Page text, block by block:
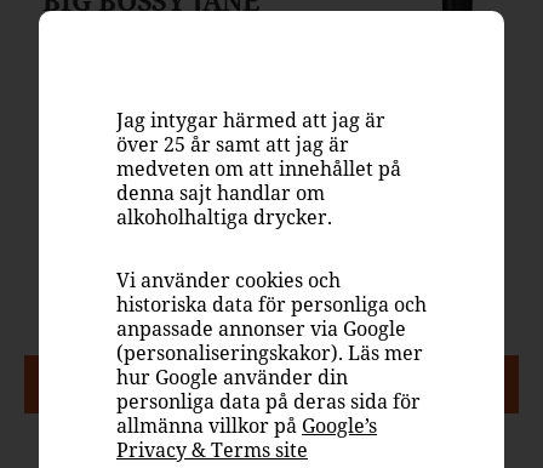
Systembolaget
8300806
USA, Kalifornien
Rött vin, fruktigt & smakrikt
PASSAR TILL
Jag intygar härmed att jag är
över 25 år samt att jag är
medveten om att innehållet på
denna sajt handlar om
alkoholhaltiga drycker.
Vi använder cookies och
historiska data för personliga och
anpassade annonser via Google
(personaliseringskakor). Läs mer
hur Google använder din
personliga data på deras sida för
allmänna villkor på Google’s
Privacy & Terms site